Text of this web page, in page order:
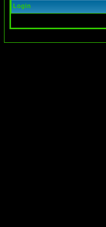
Login